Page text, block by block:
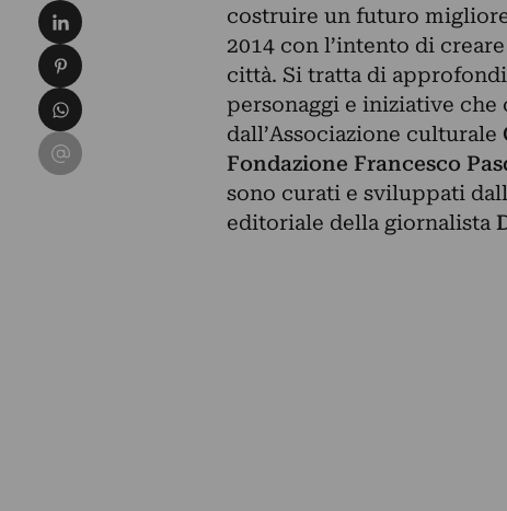
costruire un futuro
2014 con l’intento di
città. Si tratta di
personaggi e iniziative
dall’Associazione culturale
Fondazione Francesco
sono curati e sviluppati
editoriale della giornalista
Condividi su LinkedIn
Condividi su Pinterest
Condividi su WhatsApp
Condividi su Email